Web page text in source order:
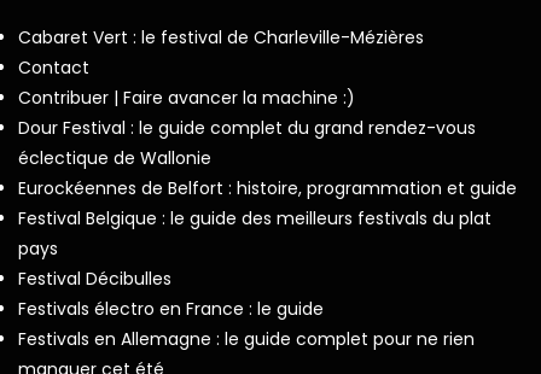
Cabaret Vert : le festival de Charleville-Mézières
Contact
Contribuer | Faire avancer la machine :)
Dour Festival : le guide complet du grand rendez-vous
éclectique de Wallonie
Eurockéennes de Belfort : histoire, programmation et guide
Festival Belgique : le guide des meilleurs festivals du plat
pays
Festival Décibulles
Festivals électro en France : le guide
Festivals en Allemagne : le guide complet pour ne rien
manquer cet été